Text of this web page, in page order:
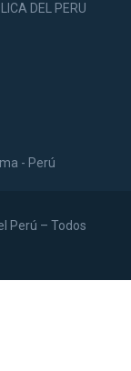
DEL PERU
- Perú
Perú – Todos